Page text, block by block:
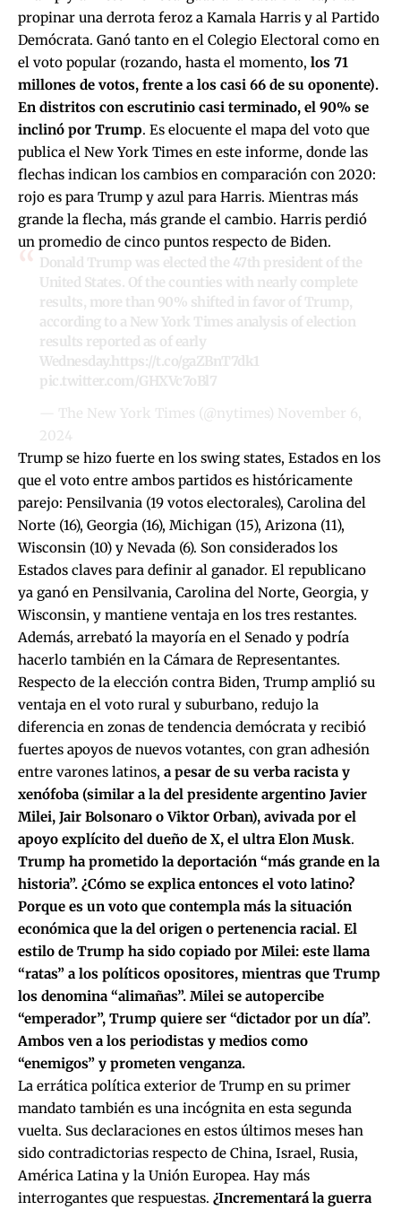
propinar una derrota feroz a Kamala Harris y al Partido
Demócrata. Ganó tanto en el Colegio Electoral como en
el voto popular (rozando, hasta el momento, los 71
millones de votos, frente a los casi 66 de su oponente).
En distritos con escrutinio casi terminado, el 90% se
inclinó por Trump. Es elocuente el mapa del voto que
publica el New York Times en este informe, donde las
flechas indican los cambios en comparación con 2020:
rojo es para Trump y azul para Harris. Mientras más
grande la flecha, más grande el cambio. Harris perdió
un promedio de cinco puntos respecto de Biden.
Donald Trump was elected the 47th president of the
United States. Of the counties with nearly complete
results, more than 90% shifted in favor of Trump,
according to a New York Times analysis of election
results reported as of early
Wednesday. https://t.co/gaZBnT7dk1
pic.twitter.com/GHXVc7oBl7
— The New York Times (@nytimes) November 6,
2024
Trump se hizo fuerte en los swing states, Estados en los
que el voto entre ambos partidos es históricamente
parejo: Pensilvania (19 votos electorales), Carolina del
Norte (16), Georgia (16), Michigan (15), Arizona (11),
Wisconsin (10) y Nevada (6). Son considerados los
Estados claves para definir al ganador. El republicano
ya ganó en Pensilvania, Carolina del Norte, Georgia, y
Wisconsin, y mantiene ventaja en los tres restantes.
Además, arrebató la mayoría en el Senado y podría
hacerlo también en la Cámara de Representantes.
Respecto de la elección contra Biden, Trump amplió su
ventaja en el voto rural y suburbano, redujo la
diferencia en zonas de tendencia demócrata y recibió
fuertes apoyos de nuevos votantes, con gran adhesión
entre varones latinos, a pesar de su verba racista y
xenófoba (similar a la del presidente argentino Javier
Milei, Jair Bolsonaro o Viktor Orban), avivada por el
apoyo explícito del dueño de X, el ultra Elon Musk.
Trump ha prometido la deportación “más grande en la
historia”. ¿Cómo se explica entonces el voto latino?
Porque es un voto que contempla más la situación
económica que la del origen o pertenencia racial. El
estilo de Trump ha sido copiado por Milei: este llama
“ratas” a los políticos opositores, mientras que Trump
los denomina “alimañas”. Milei se autopercibe
“emperador”, Trump quiere ser “dictador por un día”.
Ambos ven a los periodistas y medios como
“enemigos” y prometen venganza.
La errática política exterior de Trump en su primer
mandato también es una incógnita en esta segunda
vuelta. Sus declaraciones en estos últimos meses han
sido contradictorias respecto de China, Israel, Rusia,
América Latina y la Unión Europea. Hay más
interrogantes que respuestas. ¿Incrementará la guerra